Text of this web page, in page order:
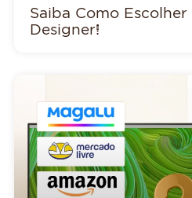
Saiba Como
Designer!